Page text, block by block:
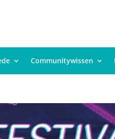
Communitywissen